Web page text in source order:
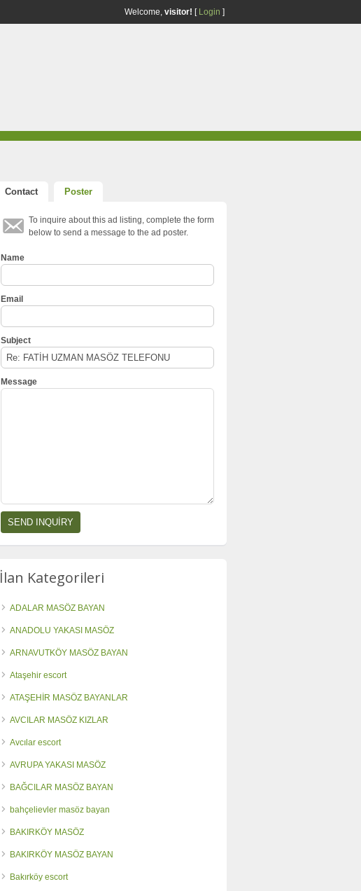
Welcome, visitor! [ Login ]
Contact Poster
To inquire about this ad listing, complete the form
below to send a message to the ad poster.
Name
Email
Subject
Message
İlan Kategorileri
ADALAR MASÖZ BAYAN
ANADOLU YAKASI MASÖZ
ARNAVUTKÖY MASÖZ BAYAN
Ataşehir escort
ATAŞEHİR MASÖZ BAYANLAR
AVCILAR MASÖZ KIZLAR
Avcılar escort
AVRUPA YAKASI MASÖZ
BAĞCILAR MASÖZ BAYAN
bahçelievler masöz bayan
BAKIRKÖY MASÖZ
BAKIRKÖY MASÖZ BAYAN
Bakırköy escort